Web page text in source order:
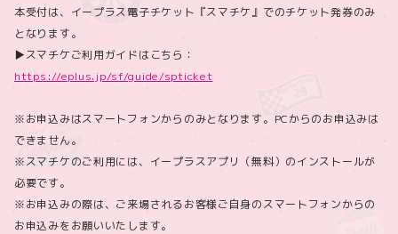
本受付は、イープラス電子チケット『スマチケ』でのチケット発券のみ
となります。
▶スマチケご利用ガイドはこちら：
https://eplus.jp/sf/guide/spticket
※お申込みはスマートフォンからのみとなります。PCからのお申込みは
できません。
※スマチケのご利用には、イープラスアプリ（無料）のインストールが
必要です。
※お申込みの際は、ご来場されるお客様ご自身のスマートフォンからの
お申込みをお願いいたします。